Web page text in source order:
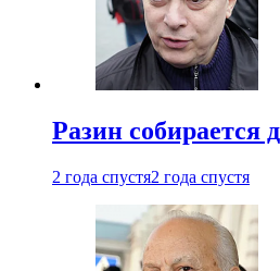
Разин собирается
2 года спустя2 года спустя